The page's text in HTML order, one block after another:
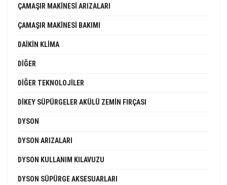
ÇAMAŞIR MAKINESI ARIZALARI
ÇAMAŞIR MAKINESI BAKIMI
DAIKIN KLIMA
DIĞER
DIĞER TEKNOLOJILER
DIKEY SÜPÜRGELER AKÜLÜ ZEMIN FIRÇASI
DYSON
DYSON ARIZALARI
DYSON KULLANIM KILAVUZU
DYSON SÜPÜRGE AKSESUARLARI